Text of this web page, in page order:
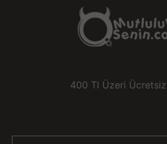
400 Tl Üzeri